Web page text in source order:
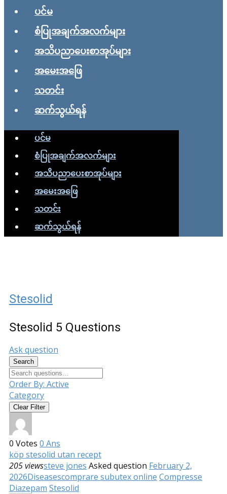
ပင်မ
စံပြုအချက်အလက်များ
အသိပညာပေးစာအုပ်များ
အမေးအဖြေ
သတင်း
ဆက်သွယ်ရန်
ပင်မ
စံပြုအချက်အလက်များ
အသိပညာပေးစာအုပ်များ
အမေးအဖြေ
သတင်း
ဆက်သွယ်ရန်
Stesolid
Stesolid 5 Questions
Ask question
Search
Order By: Active
Category
Clear Filter
0 Votes 0 Ans
köp stesolid utan recept
205 viewssteve jones Asked question February 2,
2026Diseasescomprare subutex online Compresse
Diazepam Stesolid